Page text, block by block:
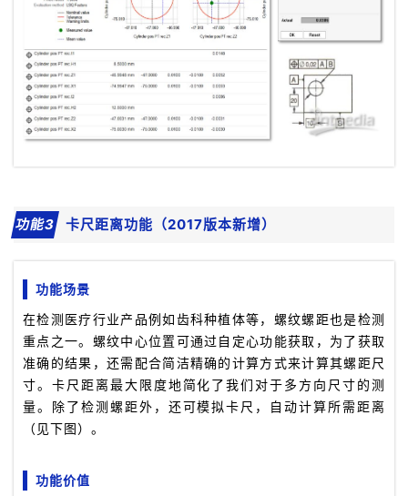
功能3 卡尺距离功能（2017版本新增）
功能场景
在检测医疗行业产品例如齿科种植体等，螺纹螺距也是检测
重点之一。螺纹中心位置可通过自定心功能获取，为了获取
准确的结果，还需配合简洁精确的计算方式来计算其螺距尺
寸。卡尺距离最大限度地简化了我们对于多方向尺寸的测
量。除了检测螺距外，还可模拟卡尺，自动计算所需距离
（见下图）。
功能价值